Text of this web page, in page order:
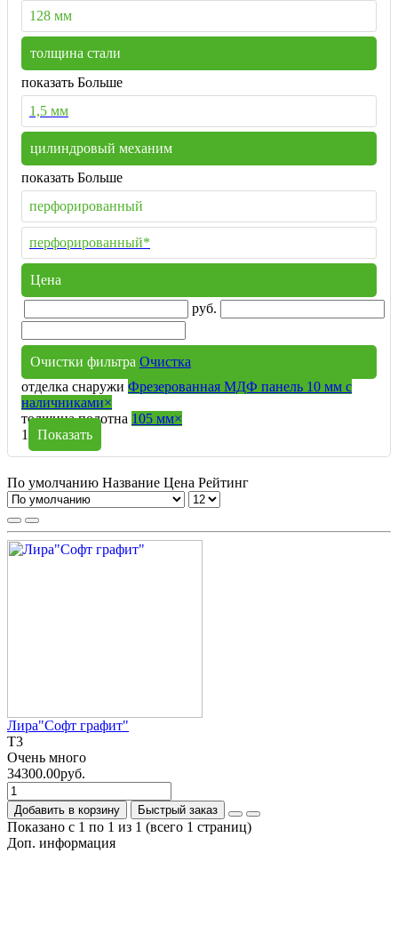
128 мм
толщина стали
показать Больше
1,5 мм
цилиндровый механим
показать Больше
перфорированный
перфорированный*
Цена
руб.
Очистки фильтра Очистка
отделка снаружи Фрезерованная МДФ панель 10 мм с
наличниками×
толщина полотна 105 мм×
1
Показать
По умолчанию Название Цена Рейтинг
Лира"Софт графит"
T3
Очень много
34300.00руб.
Добавить в корзину Быстрый заказ
Показано с 1 по 1 из 1 (всего 1 страниц)
Доп. информация